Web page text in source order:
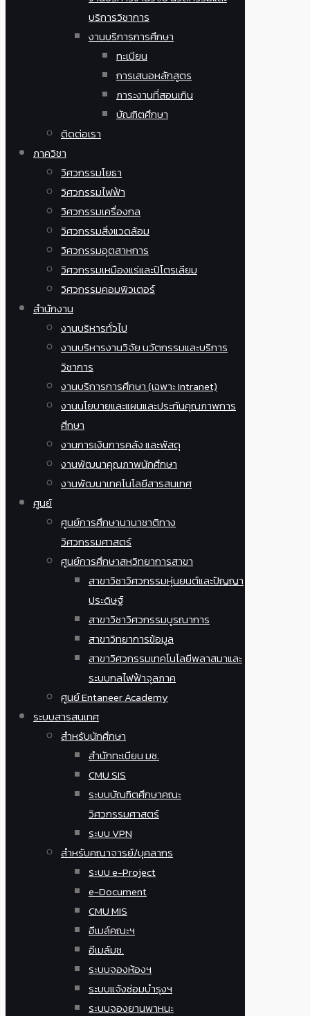
บริการวิชาการ
งานบริการการศึกษา
ทะเบียน
การเสนอหลักสูตร
ภาระงานที่สอนเกิน
บัณฑิตศึกษา
ติดต่อเรา
ภาควิชา
วิศวกรรมโยธา
วิศวกรรมไฟฟ้า
วิศวกรรมเครื่องกล
วิศวกรรมสิ่งแวดล้อม
วิศวกรรมอุตสาหการ
วิศวกรรมเหมืองแร่และปิโตรเลียม
วิศวกรรมคอมพิวเตอร์
สำนักงาน
งานบริหารทั่วไป
งานบริหารงานวิจัย นวัตกรรมและบริการ
วิชาการ
งานบริการการศึกษา (เฉพาะ Intranet)
งานนโยบายและแผนและประกันคุณภาพการ
ศึกษา
งานการเงินการคลัง และพัสดุ
งานพัฒนาคุณภาพนักศึกษา
งานพัฒนาเทคโนโลยีสารสนเทศ
ศูนย์
ศูนย์การศึกษานานาชาติทาง
วิศวกรรมศาสตร์
ศูนย์การศึกษาสหวิทยาการสาขา
สาขาวิชาวิศวกรรมหุ่นยนต์และปัญญา
ประดิษฐ์
สาขาวิชาวิศวกรรมบูรณาการ
สาขาวิทยาการข้อมูล
สาขาวิศวกรรมเทคโนโลยีพลาสมาและ
ระบบกลไฟฟ้าจุลภาค
ศูนย์ Entaneer Academy
ระบบสารสนเทศ
สำหรับนักศึกษา
สำนักทะเบียน มช.
CMU SIS
ระบบบัณฑิตศึกษาคณะ
วิศวกรรมศาสตร์
ระบบ VPN
สำหรับคณาจารย์/บุคลากร
ระบบ e-Project
e-Document
CMU MIS
อีเมล์คณะฯ
อีเมล์มช.
ระบบจองห้องฯ
ระบบแจ้งซ่อมบำรุงฯ
ระบบจองยานพาหนะ